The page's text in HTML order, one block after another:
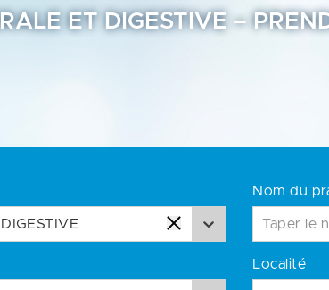
ET DIGESTIVE –
Nom du
Localité